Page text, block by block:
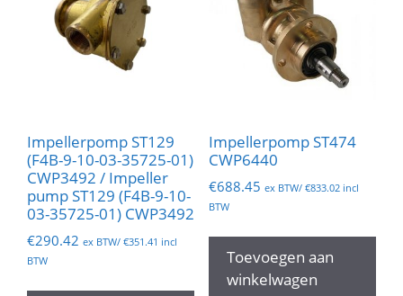
Impellerpomp ST129
(F4B-9-10-03-35725-01)
CWP3492 / Impeller
pump ST129 (F4B-9-10-
03-35725-01) CWP3492
€290.42 ex BTW/ €351.41 incl
BTW
Impellerpomp ST474
CWP6440
€688.45 ex BTW/ €833.02incl
BTW
Toevoegen aan
winkelwagen